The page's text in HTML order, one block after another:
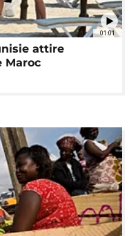
01:01
attire
Maroc